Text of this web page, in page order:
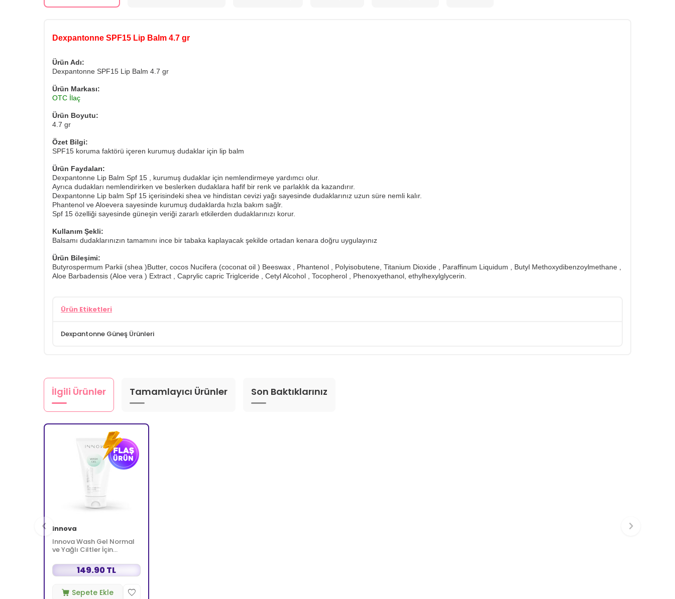
Dexpantonne SPF15 Lip Balm 4.7 gr
Ürün Adı:
Dexpantonne SPF15 Lip Balm 4.7 gr
Ürün Markası:
OTC İlaç
Ürün Boyutu:
4.7 gr
Özet Bilgi:
SPF15 koruma faktörü içeren kurumuş dudaklar için lip balm
Ürün Faydaları:
Dexpantonne Lip Balm Spf 15 , kurumuş dudaklar için nemlendirmeye yardımcı olur.
Ayrıca dudakları nemlendirirken ve beslerken dudaklara hafif bir renk ve parlaklık da kazandırır.
Dexpantonne Lip balm Spf 15 içerisindeki shea ve hindistan cevizi yağı sayesinde dudaklarınız uzun süre nemli kalır.
Phantenol ve Aloevera sayesinde kurumuş dudaklarda hızla bakım sağlr.
Spf 15 özelliği sayesinde güneşin veriği zararlı etkilerden dudaklarınızı korur.
Kullanım Şekli:
Balsamı dudaklarınızın tamamını ince bir tabaka kaplayacak şekilde ortadan kenara doğru uygulayınız
Ürün Bileşimi:
Butyrospermum Parkii (shea )Butter, cocos Nucifera (coconat oil ) Beeswax , Phantenol , Polyisobutene, Titanium Dioxide , Paraffinum Liquidum , Butyl Methoxydibenzoylmethane ,
Aloe Barbadensis (Aloe vera ) Extract , Caprylic capric Triglceride , Cetyl Alcohol , Tocopherol , Phenoxyethanol, ethylhexylglycerin.
Ürün Etiketleri
Dexpantonne Güneş Ürünleri
İlgili Ürünler Tamamlayıcı Ürünler Son Baktıklarınız
Innova
Innova Wash Gel Normal
ve Yağlı Ciltler İçin
150 ml 149.90 TL
Sepete Ekle